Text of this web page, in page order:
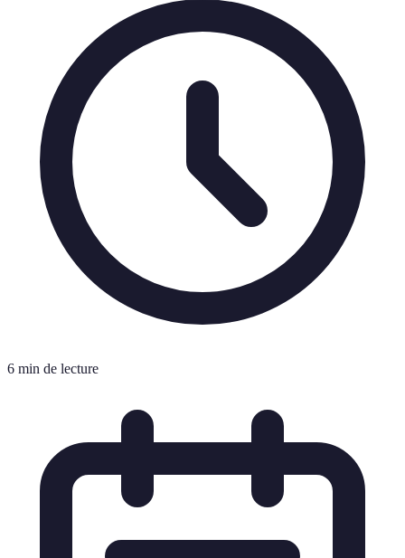
6 min de lecture